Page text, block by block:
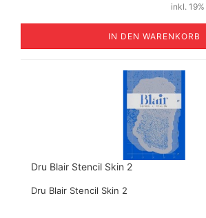
inkl.
IN DEN WARENKORB
Dru Blair Stencil Skin 2
Dru Blair Stencil Skin 2